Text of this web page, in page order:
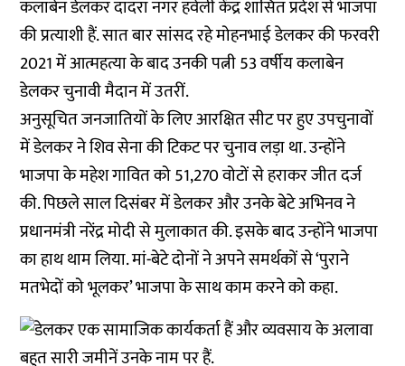
कलाबेन डेलकर दादरा नगर हवेली केंद्र शासित प्रदेश से भाजपा
की प्रत्याशी हैं. सात बार सांसद रहे मोहनभाई डेलकर की फरवरी
2021 में आत्महत्या के बाद उनकी पत्नी 53 वर्षीय कलाबेन
डेलकर चुनावी मैदान में उतरीं.
अनुसूचित जनजातियों के लिए आरक्षित सीट पर हुए उपचुनावों
में डेलकर ने शिव सेना की टिकट पर चुनाव लड़ा था. उन्होंने
भाजपा के महेश गावित को 51,270 वोटों से हराकर जीत दर्ज
की. पिछले साल दिसंबर में डेलकर और उनके बेटे अभिनव ने
प्रधानमंत्री नरेंद्र मोदी से मुलाकात की. इसके बाद उन्होंने भाजपा
का हाथ थाम लिया. मां-बेटे दोनों ने अपने समर्थकों से ‘पुराने
मतभेदों को भूलकर’ भाजपा के साथ काम करने को कहा.